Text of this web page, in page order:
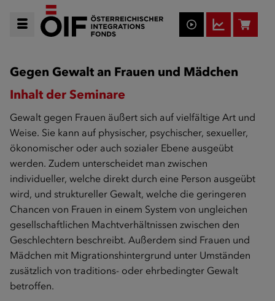
Gegen Gewalt an Frauen und Mädchen
Inhalt der Seminare
Gewalt gegen Frauen äußert sich auf vielfältige Art und
Weise. Sie kann auf physischer, psychischer, sexueller,
ökonomischer oder auch sozialer Ebene ausgeübt
werden. Zudem unterscheidet man zwischen
individueller, welche direkt durch eine Person ausgeübt
wird, und struktureller Gewalt, welche die geringeren
Chancen von Frauen in einem System von ungleichen
gesellschaftlichen Machtverhältnissen zwischen den
Geschlechtern beschreibt. Außerdem sind Frauen und
Mädchen mit Migrationshintergrund unter Umständen
zusätzlich von traditions- oder ehrbedingter Gewalt
betroffen.